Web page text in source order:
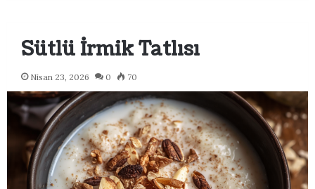
Sütlü İrmik Tatlısı
Nisan 23, 2026 0 70